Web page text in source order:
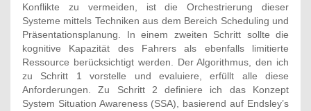
Konflikte zu vermeiden, ist die Orchestrierung dieser
Systeme mittels Techniken aus dem Bereich Scheduling und
Präsentationsplanung. In einem zweiten Schritt sollte die
kognitive Kapazität des Fahrers als ebenfalls limitierte
Ressource berücksichtigt werden. Der Algorithmus, den ich
zu Schritt 1 vorstelle und evaluiere, erfüllt alle diese
Anforderungen. Zu Schritt 2 definiere ich das Konzept
System Situation Awareness (SSA), basierend auf Endsley’s